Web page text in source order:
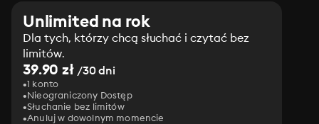
Unlimited na rok
Dla tych, którzy chcą słuchać i czytać bez
limitów.
39.90 zł/30 dni
1 konto
Nieograniczony Dostęp
Słuchanie bez limitów
Anuluj w dowolnym momencie